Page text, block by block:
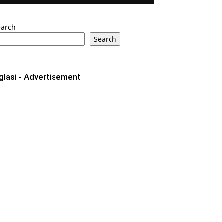
Search
- Advertisement